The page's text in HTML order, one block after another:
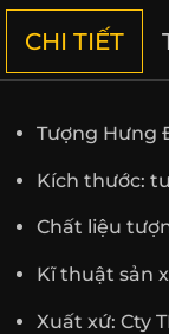
CHI TIẾT
Tượng Hưng
Kích thước:
Chất liệu
Kĩ thuật sản
Xuất xứ: Cty